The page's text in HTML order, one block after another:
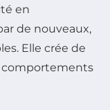
en
de nouveaux,
Elle crée de
comportements